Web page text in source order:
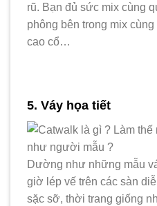
rũ. Bạn đủ sức mix cùng
phông bên trong mix
cao cổ…
5. Váy họa tiết
Dường như những mẫu
giờ lép vế trên các sàn
sặc sỡ, thời trang giống